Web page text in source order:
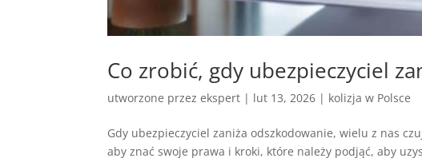
Co zrobić, gdy ubezpieczyciel
utworzone przezekspert | lut 13, 2026 | kolizja w Polsce
Gdy ubezpieczyciel zaniża odszkodowanie, wielu z nas
aby znać swoje prawa i kroki, które należy podjąć, aby